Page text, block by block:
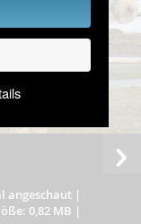
angeschaut |
0,82 MB |